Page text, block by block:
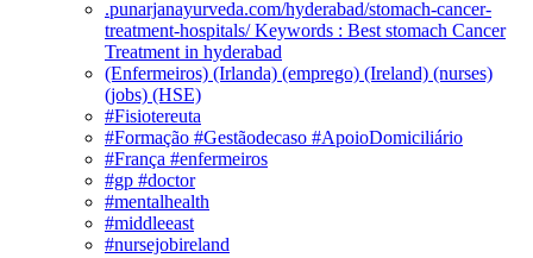
.punarjanayurveda.com/hyderabad/stomach-cancer-
treatment-hospitals/ Keywords : Best stomach Cancer
Treatment in hyderabad
(Enfermeiros) (Irlanda) (emprego) (Ireland) (nurses)
(jobs) (HSE)
#Fisiotereuta
#Formação #Gestãodecaso #ApoioDomiciliário
#França #enfermeiros
#gp #doctor
#mentalhealth
#middleeast
#nursejobireland